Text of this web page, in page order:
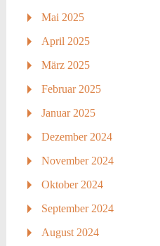
Mai 2025
April 2025
März 2025
Februar 2025
Januar 2025
Dezember 2024
November 2024
Oktober 2024
September 2024
August 2024